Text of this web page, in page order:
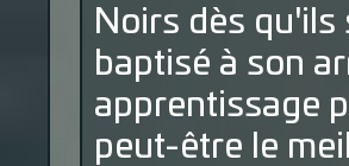
Noirs dès
baptisé à son
apprentissage
peut-être le